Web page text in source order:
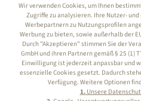
Wir verwenden Cookies, um Ihnen
Zugriffe zu analysieren. Ihre Nutzer-
Werbepartnern zu Nutzungsprofilen
Werbung zu bieten, sowie außerhalb der
Durch "Akzeptieren" stimmen Sie der
GmbH und ihren Partnern gemäß § 25 (1)
Einwilligung ist jederzeit anpassbar und
essenzielle Cookies gesetzt. Dadurch
Verfügung. Weitere Optionen
1.Unsere